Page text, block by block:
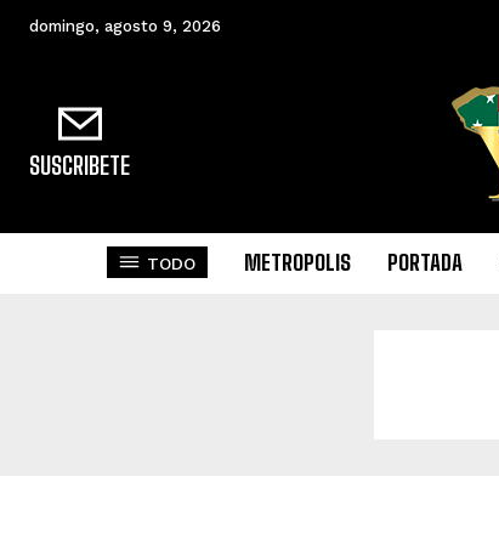
domingo, agosto 9, 2026
SUSCRIBETE
TODO METROPOLIS PORTADA